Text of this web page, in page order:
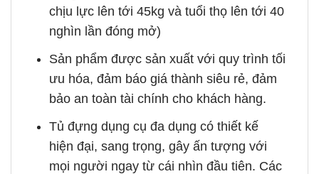
chịu lực lên tới 45kg và tuổi thọ lên tới 40
nghìn lần đóng mở)
Sản phẩm được sản xuất với quy trình tối
ưu hóa, đảm báo giá thành siêu rẻ, đảm
bảo an toàn tài chính cho khách hàng.
Tủ đựng dụng cụ đa dụng có thiết kế
hiện đại, sang trọng, gây ấn tượng với
mọi người ngay từ cái nhìn đầu tiên. Các